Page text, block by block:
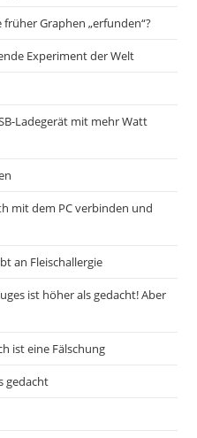
Graphen „erfunden“?
Experiment der Welt
Ladegerät mit mehr Watt
mit dem PC verbinden und
an Fleischallergie
ist höher als gedacht! Aber
ist eine Fälschung
gedacht